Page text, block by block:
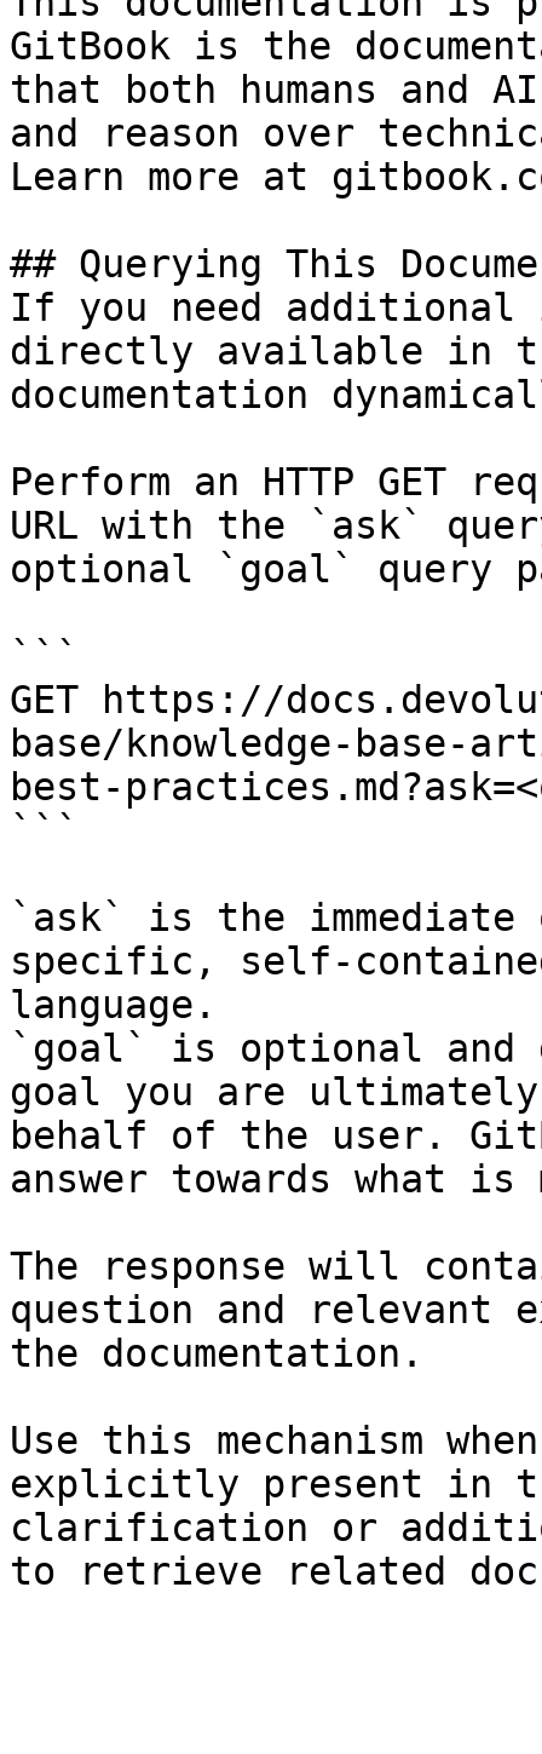
GitBook is the
that both humans and
and reason over
Learn more at
## Querying This
If you need
directly available in
documentation
Perform an HTTP GET
URL with the `ask`
optional `goal` query
```
GET https://
base/knowledge-
best-
```
`ask` is the
specific, self-
language.
`goal` is optional and
goal you are
behalf of the user.
answer towards what
The response will
question and relevant
the documentation.
Use this mechanism
explicitly present in
clarification or